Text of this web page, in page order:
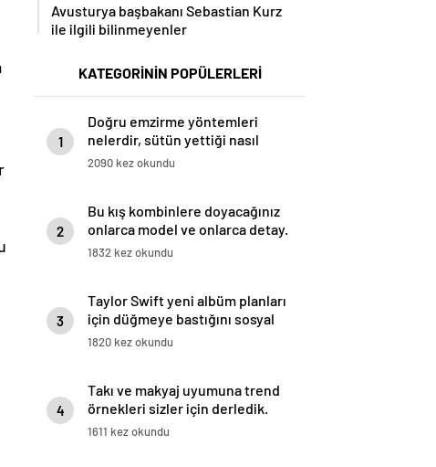
Avusturya başbakanı Sebastian Kurz
ile ilgili bilinmeyenler
KATEGORİNİN POPÜLERLERİ
1
Doğru emzirme yöntemleri
nelerdir, sütün yettiği nasıl
anlaşılır?
2090 kez okundu
2
Bu kış kombinlere doyacağınız
onlarca model ve onlarca detay.
1832 kez okundu
3
Taylor Swift yeni albüm planları
için düğmeye bastığını sosyal
medyadan duyurdu!
1820 kez okundu
4
Takı ve makyaj uyumuna trend
örnekleri sizler için derledik.
1611 kez okundu